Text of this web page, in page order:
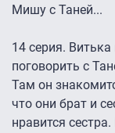
Мишу с Таней...
14 серия.
поговорить с
Там он
что они брат и
нравится